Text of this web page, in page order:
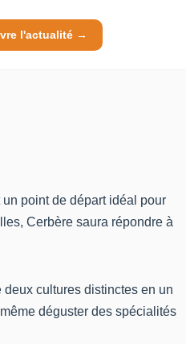
l'actualité →
point de départ idéal pour
Cerbère saura répondre à
deux cultures distinctes en un
déguster des spécialités